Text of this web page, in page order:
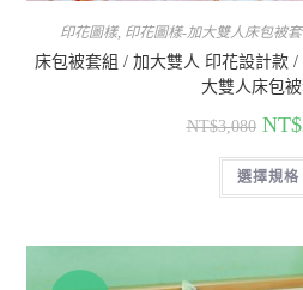
印花圖樣, 印花圖樣-加大雙人床包被
床包被套組 / 加大雙人 印花設計款 /
大雙人床包
NT$3,080 NT$
選擇規格